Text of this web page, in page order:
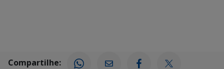
Compartilhe: